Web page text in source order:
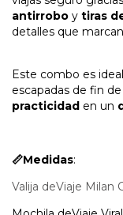
antirrobo y tiras
detalles que
Este combo es
escapadas de fin
practicidad en un
📏Medidas:
Valija deViaje Milan